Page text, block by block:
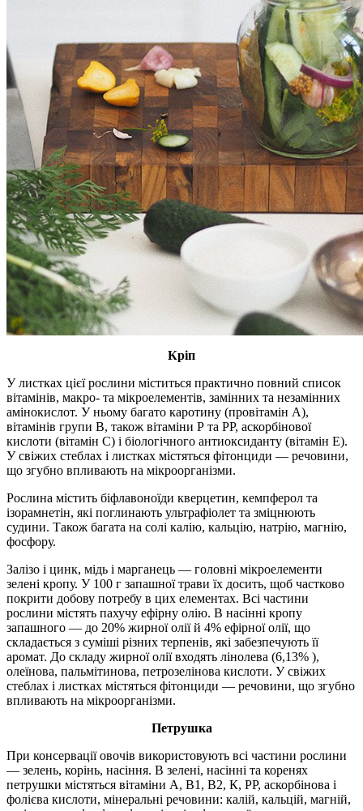
Кріп
У листках цієї рослини міститься практично повний список
вітамінів, макро- та мікроелементів, замінних та незамінних
амінокислот. У ньому багато каротину (провітамін А),
вітамінів групи В, також вітаміни Р та РР, аскорбінової
кислоти (вітамін С) і біологічного антиоксиданту (вітамін Е).
У свіжих стеблах і листках містяться фітонциди — речовини,
що згубно впливають на мікроорганізми.
Рослина містить біфлавоноїди кверцетин, кемпферол та
ізорамнетін, які поглинають ультрафіолет та зміцнюють
судини. Також багата на солі калію, кальцію, натрію, магнію,
фосфору.
Залізо і цинк, мідь і марганець — головні мікроелементи
зелені кропу. У 100 г запашної трави їх досить, щоб частково
покрити добову потребу в цих елементах. Всі частини
рослини містять пахучу ефірну олію. В насінні кропу
запашного — до 20% жирної олії й 4% ефірної олії, що
складається з суміші різних терпенів, які забезпечують її
аромат. До складу жирної олії входять лінолева (6,13% ),
олеїнова, пальмітинова, петрозелінова кислоти. У свіжих
стеблах і листках містяться фітонциди — речовини, що згубно
впливають на мікроорганізми.
Петрушка
При консервації овочів використовують всі частини рослини
— зелень, корінь, насіння. В зелені, насінні та коренях
петрушки містяться вітаміни А, B1, В2, К, РР, аскорбінова і
фолієва кислоти, мінеральні речовини: калій, кальцій, магній,